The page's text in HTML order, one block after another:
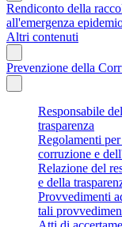
Rendiconto della
all'emergenza
Altri contenuti
Prevenzione della
Responsabile
trasparenza
Regolamenti
corruzione e
Relazione del
e della
Provvedimenti
tali